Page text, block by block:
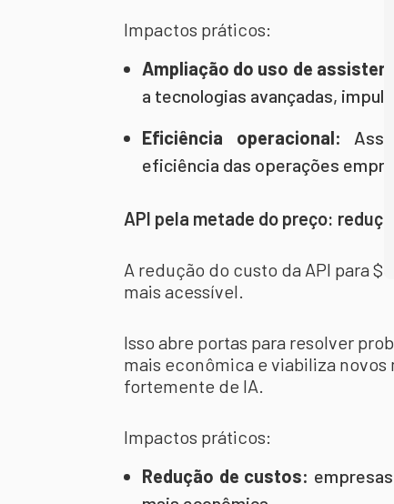
Impactos práticos:
Ampliação do uso de
a tecnologias avançadas,
Eficiência operacional:
eficiência das operações
API pela metade do preço:
A redução do custo da API para
mais acessível.
Isso abre portas para resolver
mais econômica e viabiliza
fortemente de IA.
Impactos práticos:
Redução de custos: